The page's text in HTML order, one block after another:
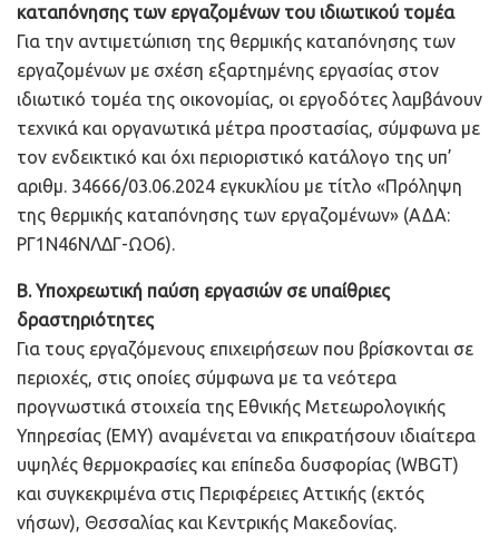
καταπόνησης των εργαζομένων του ιδιωτικού τομέα
Για την αντιμετώπιση της θερμικής καταπόνησης των
εργαζομένων με σχέση εξαρτημένης εργασίας στον
ιδιωτικό τομέα της οικονομίας, οι εργοδότες λαμβάνουν
τεχνικά και οργανωτικά μέτρα προστασίας, σύμφωνα με
τον ενδεικτικό και όχι περιοριστικό κατάλογο της υπ’
αριθμ. 34666/03.06.2024 εγκυκλίου με τίτλο «Πρόληψη
της θερμικής καταπόνησης των εργαζομένων» (ΑΔΑ:
ΡΓ1Ν46ΝΛΔΓ-ΩΟ6).
Β. Υποχρεωτική παύση εργασιών σε υπαίθριες
δραστηριότητες
Για τους εργαζόμενους επιχειρήσεων που βρίσκονται σε
περιοχές, στις οποίες σύμφωνα με τα νεότερα
προγνωστικά στοιχεία της Εθνικής Μετεωρολογικής
Υπηρεσίας (ΕΜΥ) αναμένεται να επικρατήσουν ιδιαίτερα
υψηλές θερμοκρασίες και επίπεδα δυσφορίας (WBGT)
και συγκεκριμένα στις Περιφέρειες Αττικής (εκτός
νήσων), Θεσσαλίας και Κεντρικής Μακεδονίας.